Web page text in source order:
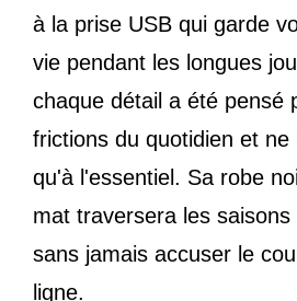
à la prise USB qui garde
vie pendant les longues
chaque détail a été pensé
frictions du quotidien et ne
qu'à l'essentiel. Sa robe
mat traversera les
sans jamais accuser le
ligne.